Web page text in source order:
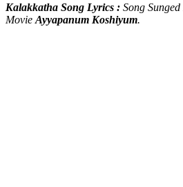
Kalakkatha Song Lyrics : Song Sunged
Movie Ayyapanum Koshiyum.